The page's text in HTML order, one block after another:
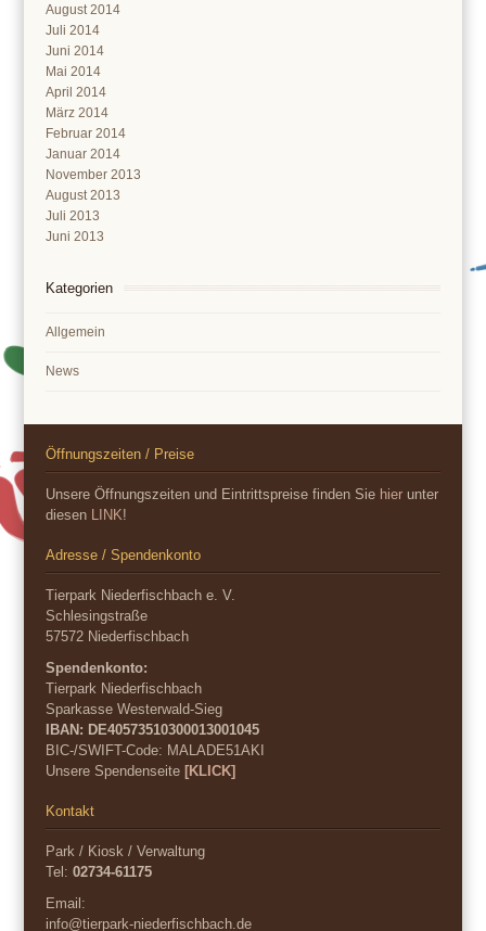
August 2014
Juli 2014
Juni 2014
Mai 2014
April 2014
März 2014
Februar 2014
Januar 2014
November 2013
August 2013
Juli 2013
Juni 2013
Kategorien
Allgemein
News
Öffnungszeiten / Preise
Unsere Öffnungszeiten und Eintrittspreise finden Sie hier unter
diesen LINK!
Adresse / Spendenkonto
Tierpark Niederfischbach e. V.
Schlesingstraße
57572 Niederfischbach
Spendenkonto:
Tierpark Niederfischbach
Sparkasse Westerwald-Sieg
IBAN: DE40573510300013001045
BIC-/SWIFT-Code: MALADE51AKI
Unsere Spendenseite[KLICK]
Kontakt
Park / Kiosk / Verwaltung
Tel:02734-61175
Email:
info@tierpark-niederfischbach.de